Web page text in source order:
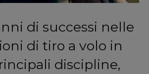
di successi nelle
di tiro a volo in
discipline,